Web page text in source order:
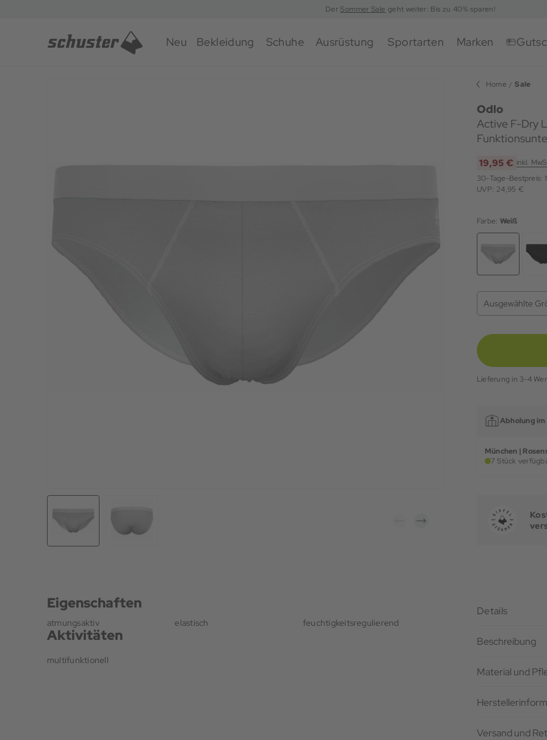
DerSommer Sale geht weiter: Bis zu 40% sparen!
Neu Bekleidung Schuhe Ausrüstung Sportarten Marken
Home Sale
Odlo
Active F-Dry
19,95 € inkl.
30-Tage-Bestpreis:
UVP: 24,95 €
Farbe: Weiß
Ausgewählte
Lieferung in 3-4
Abholung im
München |
7 Stück
Eigenschaften
atmungsaktiv elastisch feuchtigkeitsregulierend
Aktivitäten
multifunktionell
Details
Beschreibung
Material und
Versand und